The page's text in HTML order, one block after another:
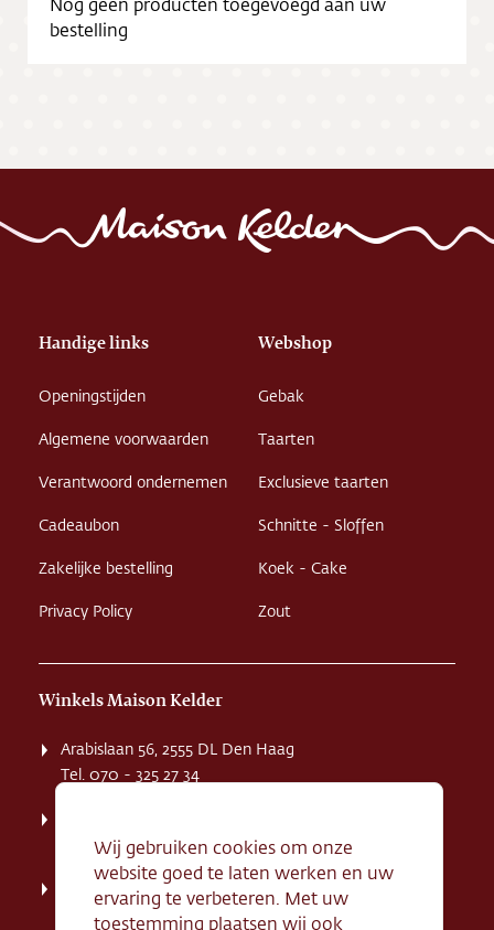
bestelling
Handige links
Openingstijden
Algemene voorwaarden
Verantwoord ondernemen
Cadeaubon
Zakelijke bestelling
Privacy Policy
Webshop
Gebak
Taarten
Exclusieve taarten
Schnitte - Sloffen
Koek - Cake
Zout
Winkels Maison Kelder
Arabislaan 56, 2555 DL Den Haag
Tel. 070 - 325 27 34
Tel. 070 - 324 94 09
Kerkstraat 71, 2242 HD Wassenaar
Tel. 070 - 517 95 07
Wij gebruiken cookies om onze
website goed te laten werken en uw
ervaring te verbeteren. Met uw
toestemming plaatsen wij ook